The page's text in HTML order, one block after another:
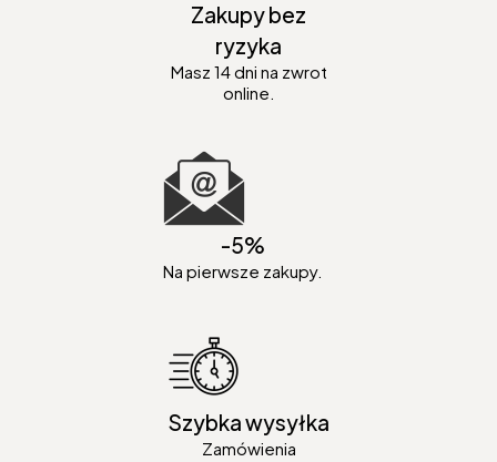
Zakupy bez
ryzyka
Masz 14 dni na zwrot
online.
-5%
Na pierwsze zakupy.
Szybka wysyłka
Zamówienia